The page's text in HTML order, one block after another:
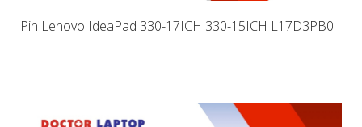
Pin Lenovo IdeaPad 330-17ICH 330-15ICH L17D3PB0